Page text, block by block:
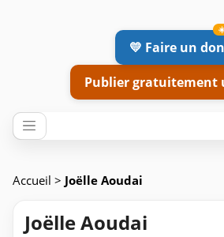
💛 Faire un don
Publier gratuitement
Accueil > Joëlle Aoudai
Joëlle Aoudai